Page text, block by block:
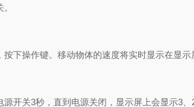
操作键。移动物体的速度将实时显示在显示
关3秒，直到电源关闭，显示屏上会显示3、2